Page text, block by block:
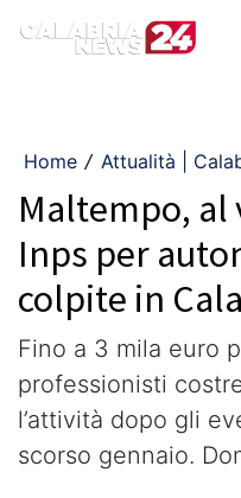
Home / Attualità |
Maltempo, al
Inps per
colpite in
Fino a 3 mila euro
professionisti
l’attività dopo gli
scorso gennaio.